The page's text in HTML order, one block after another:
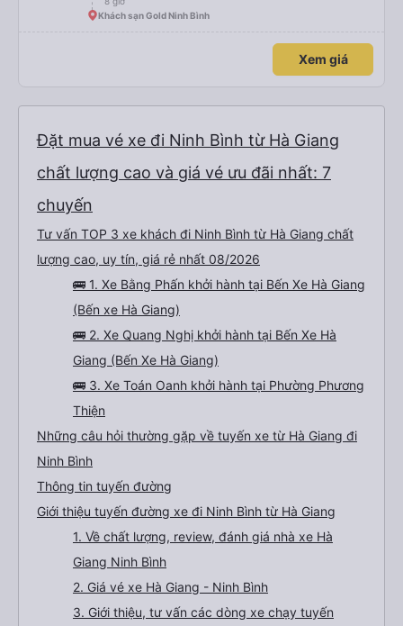
Khách sạn Gold Ninh Bình
Xem giá
Đặt mua vé xe đi Ninh Bình từ Hà Giang
chất lượng cao và giá vé ưu đãi nhất: 7
chuyến
Tư vấn TOP 3 xe khách đi Ninh Bình từ Hà Giang chất
lượng cao, uy tín, giá rẻ nhất 08/2026
🚌 1. Xe Bằng Phấn khởi hành tại Bến Xe Hà Giang
(Bến xe Hà Giang)
🚌 2. Xe Quang Nghị khởi hành tại Bến Xe Hà
Giang (Bến Xe Hà Giang)
🚌 3. Xe Toán Oanh khởi hành tại Phường Phương
Thiện
Những câu hỏi thường gặp về tuyến xe từ Hà Giang đi
Ninh Bình
Thông tin tuyến đường
Giới thiệu tuyến đường xe đi Ninh Bình từ Hà Giang
1. Về chất lượng, review, đánh giá nhà xe Hà
Giang Ninh Bình
2. Giá vé xe Hà Giang - Ninh Bình
3. Giới thiệu, tư vấn các dòng xe chạy tuyến